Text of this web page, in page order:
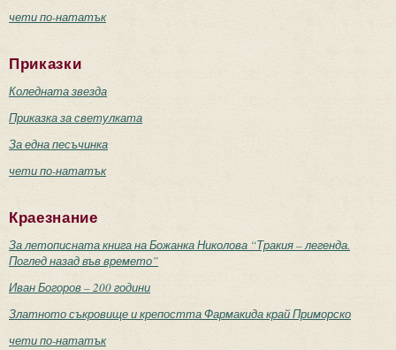
чети по-нататък
Приказки
Коледната звезда
Приказка за светулката
За една песъчинка
чети по-нататък
Краезнание
За летописната книга на Божанка Николова “Тракия – легенда.
Поглед назад във времето”
Иван Богоров – 200 години
Златното съкровище и крепостта Фармакида край Приморско
чети по-нататък